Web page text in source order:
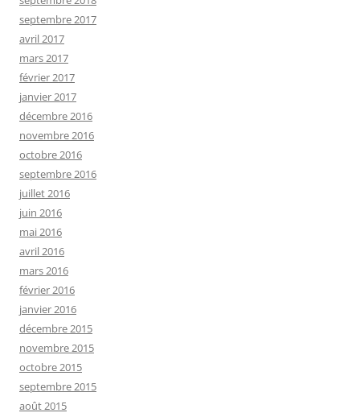
septembre 2017
avril 2017
mars 2017
février 2017
janvier 2017
décembre 2016
novembre 2016
octobre 2016
septembre 2016
juillet 2016
juin 2016
mai 2016
avril 2016
mars 2016
février 2016
janvier 2016
décembre 2015
novembre 2015
octobre 2015
septembre 2015
août 2015